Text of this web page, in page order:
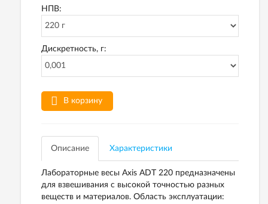
НПВ:
Дискретность, г:
В корзину
Описание Характеристики
Лабораторные весы Axis ADT 220 предназначены
для взвешивания с высокой точностью разных
веществ и материалов. Область эксплуатации: